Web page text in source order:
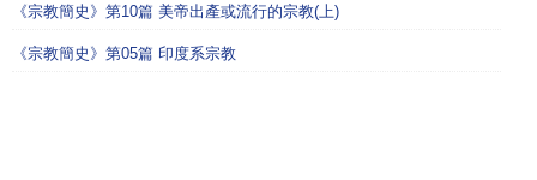
《宗教簡史》第10篇 美帝出產或流行的宗教(上)
《宗教簡史》第05篇 印度系宗教